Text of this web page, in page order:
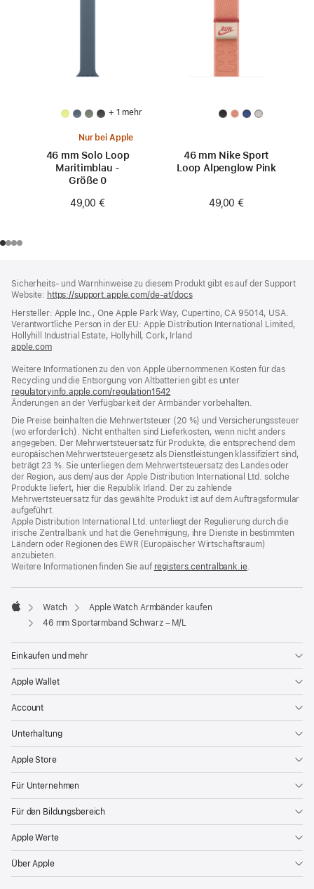
+ 1 mehr
Nur bei Apple
46 mm Solo Loop
Maritimblau -
Größe 0
49,00 €
46 mm Nike Sport
Loop Alpenglow Pink
49,00 €
Sicherheits- und Warnhinweise zu diesem Produkt gibt es auf der Support
Website: https://support.apple.com/de-at/docs(öffnet
neues
Fenster)
Hersteller: Apple Inc., One Apple Park Way, Cupertino, CA 95014, USA.
Verantwortliche Person in der EU: Apple Distribution International Limited,
Hollyhill Industrial Estate, Hollyhill, Cork, Irland
apple.com(öffnet
neues
Fenster)
Weitere Informationen zu den von Apple übernommenen Kosten für das
Recycling und die Entsorgung von Altbatterien gibt es unter
regulatoryinfo.apple.com/regulation1542
ein
neues
Fenster)
Änderungen an der Verfügbarkeit der Armbänder vorbehalten.
Die Preise beinhalten die Mehrwertsteuer (20 %) und Versicherungssteuer
(wo erforderlich). Nicht enthalten sind Lieferkosten, wenn nicht anders
angegeben. Der Mehrwertsteuersatz für Produkte, die entsprechend dem
europäischen Mehrwertsteuergesetz als Dienstleistungen klassifiziert sind,
beträgt 23 %. Sie unterliegen dem Mehrwertsteuersatz des Landes oder
der Region, aus dem/ aus der Apple Distribution International Ltd. solche
Produkte liefert, hier die Republik Irland. Der zu zahlende
Mehrwertsteuersatz für das gewählte Produkt ist auf dem Auftragsformular
aufgeführt.
Apple Distribution International Ltd. unterliegt der Regulierung durch die
irische Zentralbank und hat die Genehmigung, ihre Dienste in bestimmten
Ländern oder Regionen des EWR (Europäischer Wirtschaftsraum)
anzubieten.
Weitere Informationen finden Sie auf registers.centralbank.ie(Öffnet
neues
.
Apple
Watch
Apple Watch Armbänder kaufen
46 mm Sportarmband Schwarz – M/L
Einkaufen und mehr
Apple Wallet
Account
Unterhaltung
Apple Store
Für Unternehmen
Für den Bildungsbereich
Apple Werte
Über Apple